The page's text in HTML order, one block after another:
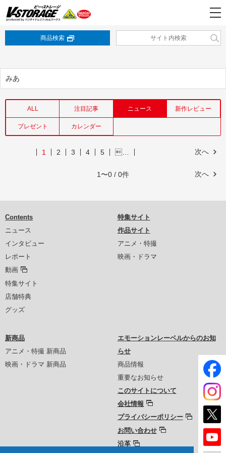
商品検索
みあ
ALL 注目記事 ニュース 新作レビュー
プレゼント カレンダー
次へ
1 2 3 4 5 …
次へ
1〜0 / 0件
Contents
ニュース
インタビュー
レポート
動画
特集サイト
店舗特典
グッズ
特集サイト
作品サイト
アニメ・特撮
映画・ドラマ
新商品
アニメ・特撮 新商品
映画・ドラマ 新商品
エモーションレーベルからのお知
らせ
商品情報
重要なお知らせ
このサイトについて
会社情報
プライバシーポリシー
お問い合わせ
沿革